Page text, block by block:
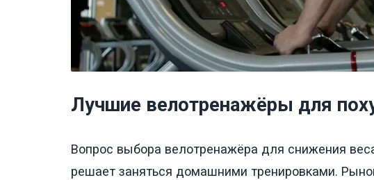
Лучшие велотренажёры для
Вопрос выбора велотренажёра для снижения
решает заняться домашними тренировками.